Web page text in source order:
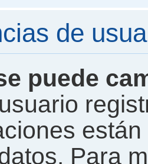
de
puede
Para